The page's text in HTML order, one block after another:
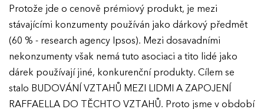
Protože jde o cenově prémiový produkt, je mezi
stávajícími konzumenty používán jako dárkový předmět
(60 % - research agency Ipsos). Mezi dosavadními
nekonzumenty však nemá tuto asociaci a tito lidé jako
dárek používají jiné, konkurenční produkty. Cílem se
stalo BUDOVÁNÍ VZTAHŮ MEZI LIDMI A ZAPOJENÍ
RAFFAELLA DO TĚCHTO VZTAHŮ. Proto jsme v období